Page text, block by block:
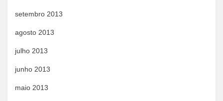
setembro 2013
agosto 2013
julho 2013
junho 2013
maio 2013